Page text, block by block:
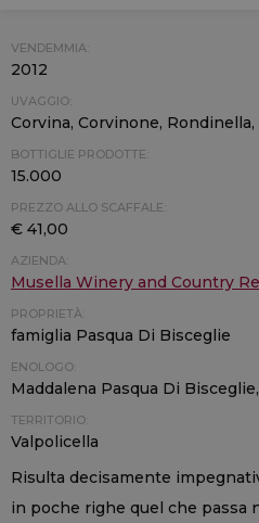
VENDEMMIA:
2012
UVAGGIO:
Corvina, Corvinone, Rondinella,
BOTTIGLIE PRODOTTE:
15.000
PREZZO ALLO SCAFFALE:
€ 41,00
AZIENDA:
Musella Winery and Country
PROPRIETÀ:
famiglia Pasqua Di Bisceglie
ENOLOGO:
Maddalena Pasqua Di
TERRITORIO:
Valpolicella
Risulta decisamente
in poche righe quel che passa